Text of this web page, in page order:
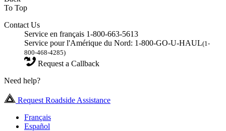
To Top
Contact Us
Service en français 1-800-663-5613
Service pour l'Amérique du Nord: 1-800-GO-U-HAUL(1-
800-468-4285)
Request a Callback
Need help?
Request Roadside Assistance
Français
Español